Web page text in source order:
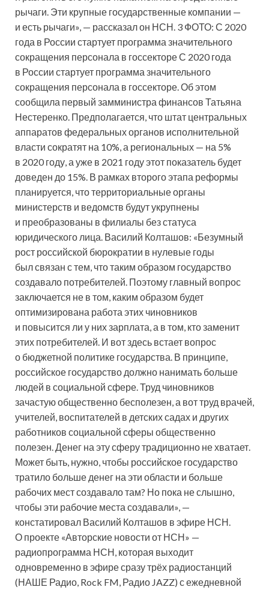
рычаги. Эти крупные государственные компании —
и есть рычаги», — рассказал он НСН. 3 ФОТО: С 2020
года в России стартует программа значительного
сокращения персонала в госсекторе С 2020 года
в России стартует программа значительного
сокращения персонала в госсекторе. Об этом
сообщила первый замминистра финансов Татьяна
Нестеренко. Предполагается, что штат центральных
аппаратов федеральных органов исполнительной
власти сократят на 10%, а региональных — на 5%
в 2020 году, а уже в 2021 году этот показатель будет
доведен до 15%. В рамках второго этапа реформы
планируется, что территориальные органы
министерств и ведомств будут укрупнены
и преобразованы в филиалы без статуса
юридического лица. Василий Колташов: «Безумный
рост российской бюрократии в нулевые годы
был связан с тем, что таким образом государство
создавало потребителей. Поэтому главный вопрос
заключается не в том, каким образом будет
оптимизирована работа этих чиновников
и повысится ли у них зарплата, а в том, кто заменит
этих потребителей. И вот здесь встает вопрос
о бюджетной политике государства. В принципе,
российское государство должно нанимать больше
людей в социальной сфере. Труд чиновников
зачастую общественно бесполезен, а вот труд врачей,
учителей, воспитателей в детских садах и других
работников социальной сферы общественно
полезен. Денег на эту сферу традиционно не хватает.
Может быть, нужно, чтобы российское государство
тратило больше денег на эти области и больше
рабочих мест создавало там? Но пока не слышно,
чтобы эти рабочие места создавали», —
констатировал Василий Колташов в эфире НСН.
О проекте «Авторские новости от НСН» —
радиопрограмма НСН, которая выходит
одновременно в эфире сразу трёх радиостанций
(НАШЕ Радио, Rock FM, Радио JAZZ) с ежедневной